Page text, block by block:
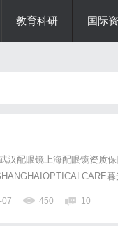
教育科研 国际
汉配眼镜上海配眼镜资质
与上海设有4家门店。以
顾高专业度与高性价比...
07 450 10